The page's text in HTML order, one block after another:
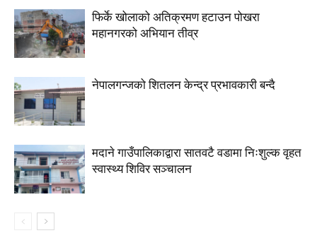
फिर्के खोलाको अतिक्रमण हटाउन पोखरा
महानगरको अभियान तीव्र
नेपालगन्जको शितलन केन्द्र प्रभावकारी बन्दै
मदाने गाउँपालिकाद्वारा सातवटै वडामा निःशुल्क वृहत
स्वास्थ्य शिविर सञ्चालन